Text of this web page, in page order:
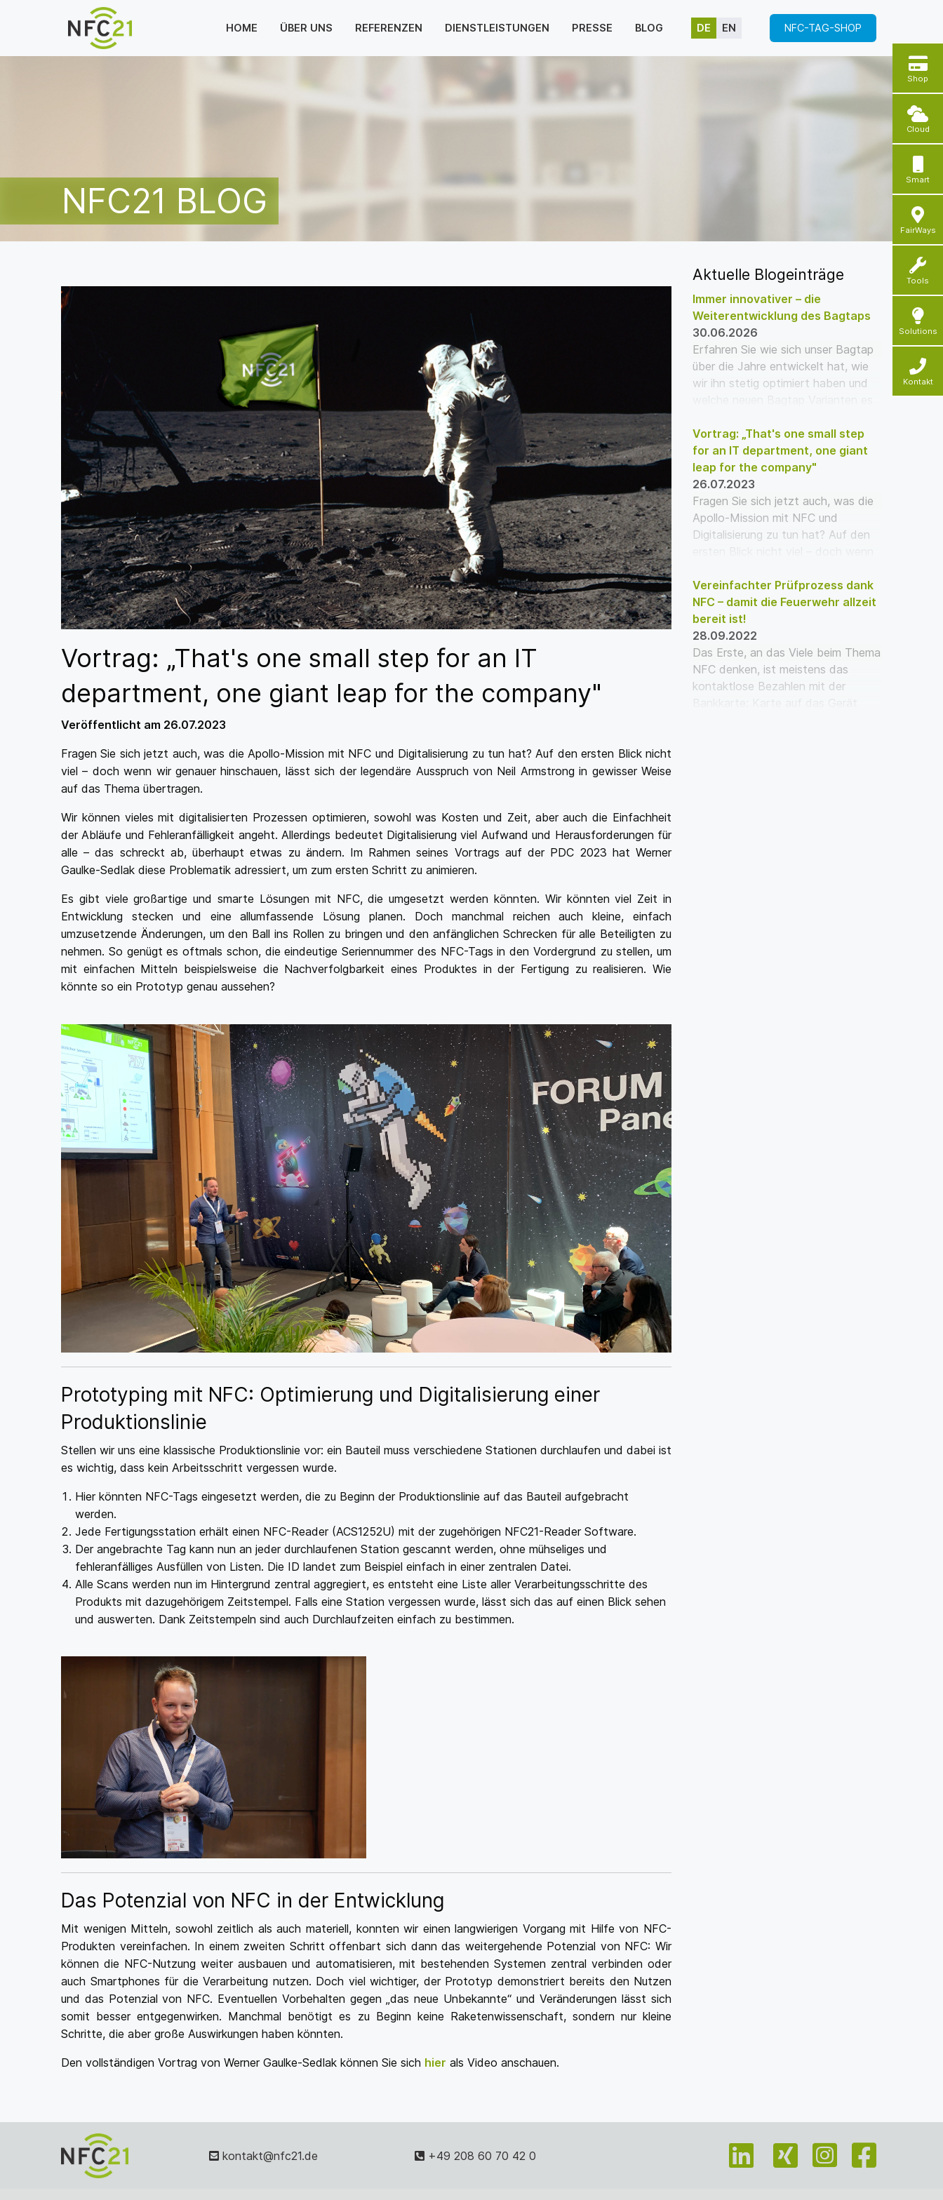
HOME ÜBER UNS REFERENZEN DIENSTLEISTUNGEN PRESSE BLOG DE EN NFC-TAG-SHOP
NFC21 BLOG
Vortrag: „That's one small step for an IT
department, one giant leap for the company"
Veröffentlicht am 26.07.2023
Fragen Sie sich jetzt auch, was die Apollo-Mission mit NFC und Digitalisierung zu tun hat? Auf den ersten Blick nicht
viel – doch wenn wir genauer hinschauen, lässt sich der legendäre Ausspruch von Neil Armstrong in gewisser Weise
auf das Thema übertragen.
Wir können vieles mit digitalisierten Prozessen optimieren, sowohl was Kosten und Zeit, aber auch die Einfachheit
der Abläufe und Fehleranfälligkeit angeht. Allerdings bedeutet Digitalisierung viel Aufwand und Herausforderungen für
alle – das schreckt ab, überhaupt etwas zu ändern. Im Rahmen seines Vortrags auf der PDC 2023 hat Werner
Gaulke-Sedlak diese Problematik adressiert, um zum ersten Schritt zu animieren.
Es gibt viele großartige und smarte Lösungen mit NFC, die umgesetzt werden könnten. Wir könnten viel Zeit in
Entwicklung stecken und eine allumfassende Lösung planen. Doch manchmal reichen auch kleine, einfach
umzusetzende Änderungen, um den Ball ins Rollen zu bringen und den anfänglichen Schrecken für alle Beteiligten zu
nehmen. So genügt es oftmals schon, die eindeutige Seriennummer des NFC-Tags in den Vordergrund zu stellen, um
mit einfachen Mitteln beispielsweise die Nachverfolgbarkeit eines Produktes in der Fertigung zu realisieren. Wie
könnte so ein Prototyp genau aussehen?
Prototyping mit NFC: Optimierung und Digitalisierung einer
Produktionslinie
Stellen wir uns eine klassische Produktionslinie vor: ein Bauteil muss verschiedene Stationen durchlaufen und dabei ist
es wichtig, dass kein Arbeitsschritt vergessen wurde.
Hier könnten NFC-Tags eingesetzt werden, die zu Beginn der Produktionslinie auf das Bauteil aufgebracht
werden.
Jede Fertigungsstation erhält einen NFC-Reader (ACS1252U) mit der zugehörigen NFC21-Reader Software.
Der angebrachte Tag kann nun an jeder durchlaufenen Station gescannt werden, ohne mühseliges und
fehleranfälliges Ausfüllen von Listen. Die ID landet zum Beispiel einfach in einer zentralen Datei.
Alle Scans werden nun im Hintergrund zentral aggregiert, es entsteht eine Liste aller Verarbeitungsschritte des
Produkts mit dazugehörigem Zeitstempel. Falls eine Station vergessen wurde, lässt sich das auf einen Blick sehen
und auswerten. Dank Zeitstempeln sind auch Durchlaufzeiten einfach zu bestimmen.
Das Potenzial von NFC in der Entwicklung
Mit wenigen Mitteln, sowohl zeitlich als auch materiell, konnten wir einen langwierigen Vorgang mit Hilfe von NFC-
Produkten vereinfachen. In einem zweiten Schritt offenbart sich dann das weitergehende Potenzial von NFC: Wir
können die NFC-Nutzung weiter ausbauen und automatisieren, mit bestehenden Systemen zentral verbinden oder
auch Smartphones für die Verarbeitung nutzen. Doch viel wichtiger, der Prototyp demonstriert bereits den Nutzen
und das Potenzial von NFC. Eventuellen Vorbehalten gegen „das neue Unbekannte“ und Veränderungen lässt sich
somit besser entgegenwirken. Manchmal benötigt es zu Beginn keine Raketenwissenschaft, sondern nur kleine
Schritte, die aber große Auswirkungen haben könnten.
Den vollständigen Vortrag von Werner Gaulke-Sedlak können Sie sich hier als Video anschauen.
Aktuelle Blogeinträge
Immer innovativer – die
Weiterentwicklung des Bagtaps
30.06.2026
Erfahren Sie wie sich unser Bagtap
über die Jahre entwickelt hat, wie
wir ihn stetig optimiert haben und
Vortrag: „That's one small step
for an IT department, one giant
leap for the company"
26.07.2023
Fragen Sie sich jetzt auch, was die
Apollo-Mission mit NFC und
Digitalisierung zu tun hat? Auf den
Vereinfachter Prüfprozess dank
NFC – damit die Feuerwehr allzeit
bereit ist!
28.09.2022
Das Erste, an das Viele beim Thema
NFC denken, ist meistens das
kontaktlose Bezahlen mit der
kontakt@nfc21.de +49 208 60 70 42 0
Shop
Cloud
Smart
FairWays
Tools
Solutions
Kontakt